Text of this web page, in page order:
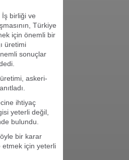
birliği ve
Türkiye
için önemli bir
üretimi
sonuçlar
askeri-
ihtiyaç
yeterli değil,
bulundu.
bir karar
etmek için yeterli